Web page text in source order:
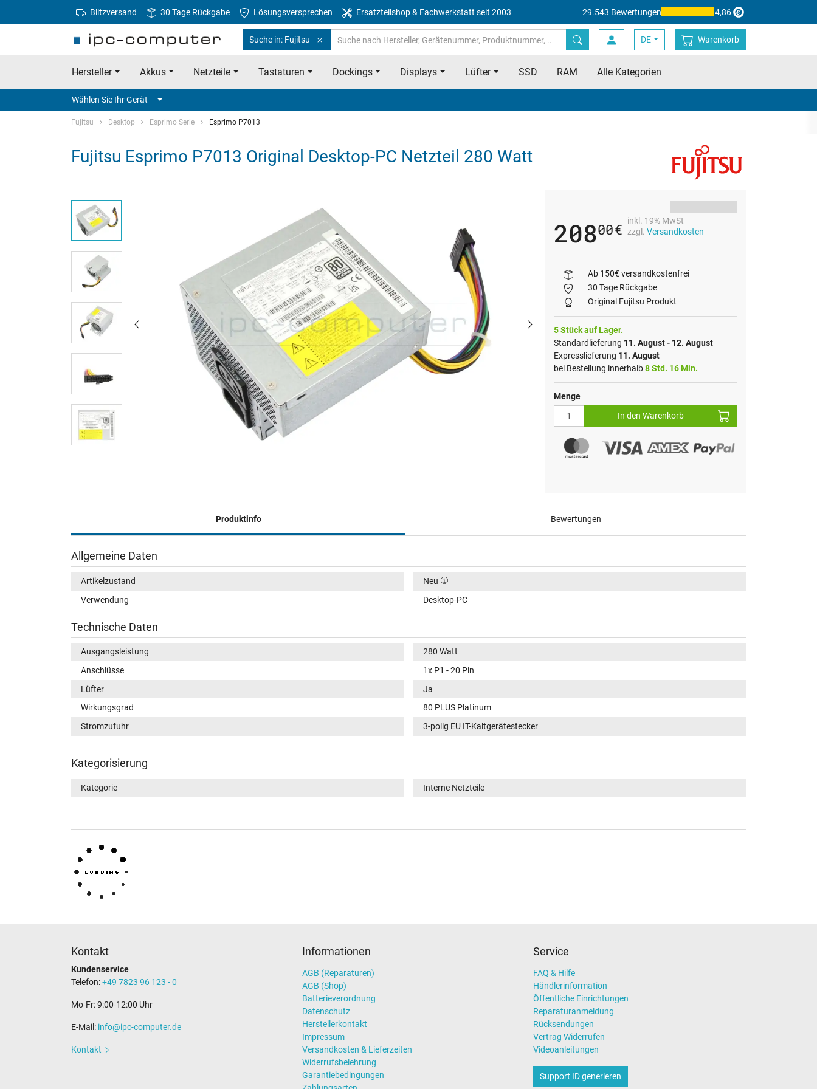
Blitzversand 30 Tage Rückgabe Lösungsversprechen Ersatzteilshop & Fachwerkstatt seit 2003 29.543 Bewertungen 4,86
Suche in: Fujitsu DE Warenkorb
Hersteller Akkus Netzteile Tastaturen Dockings Displays Lüfter SSD RAM Alle Kategorien
Wählen Sie Ihr Gerät
Fujitsu Desktop Esprimo Serie Esprimo P7013
Fujitsu Esprimo P7013 Original Desktop-PC Netzteil 280 Watt
20800€
inkl. 19% MwSt
zzgl. Versandkosten
Ab 150€ versandkostenfrei
30 Tage Rückgabe
Original Fujitsu Produkt
5 Stück auf Lager.
Standardlieferung 11. August - 12. August
Expresslieferung 11. August
bei Bestellung innerhalb8 Std. 16 Min.
Menge
In den Warenkorb
Produktinfo Bewertungen
Allgemeine Daten
Artikelzustand
Neu
Verwendung
Desktop-PC
Technische Daten
Ausgangsleistung
280 Watt
Anschlüsse
1x P1 - 20 Pin
Lüfter
Ja
Wirkungsgrad
80 PLUS Platinum
Stromzufuhr
3-polig EU IT-Kaltgerätestecker
Kategorisierung
Kategorie Interne Netzteile
Kontakt
Kundenservice
Telefon:+49 7823 96 123 - 0
Mo-Fr: 9:00-12:00 Uhr
E-Mail: info@ipc-computer.de
Kontakt
Informationen
AGB (Reparaturen)
AGB (Shop)
Batterieverordnung
Datenschutz
Herstellerkontakt
Impressum
Versandkosten & Lieferzeiten
Widerrufsbelehrung
Garantiebedingungen
Service
FAQ & Hilfe
Händlerinformation
Öffentliche Einrichtungen
Reparaturanmeldung
Rücksendungen
Vertrag Widerrufen
Videoanleitungen
Support ID generieren